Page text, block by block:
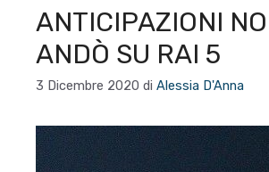
ANTICIPAZIONI
ANDÒ SU RAI 5
3 Dicembre 2020 di Alessia D'Anna